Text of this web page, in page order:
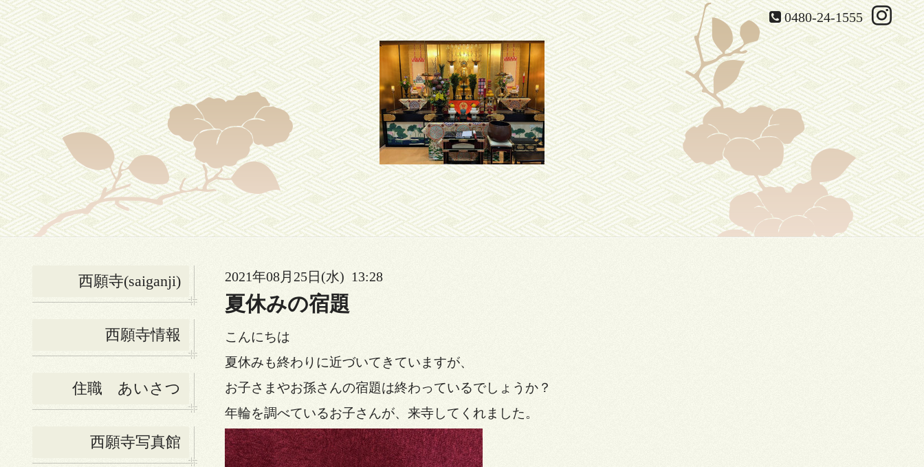
0480-24-1555
西願寺(saiganji)
西願寺情報
住職 あいさつ
西願寺写真館
2021年08月25日(水) 13:28
夏休みの宿題
こんにちは
夏休みも終わりに近づいてきていますが、
お子さまやお孫さんの宿題は終わっているでしょうか？
年輪を調べているお子さんが、来寺してくれました。